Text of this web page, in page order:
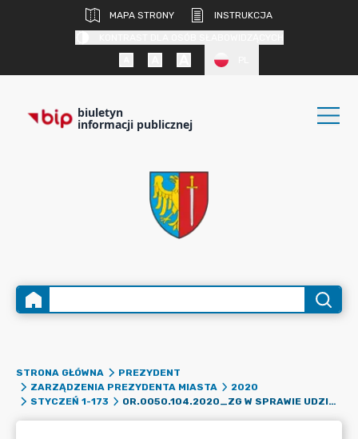
MAPA STRONY
INSTRUKCJA
biuletyn
informacji publicznej
STRONA GŁÓWNA
PREZYDENT
ZARZĄDZENIA PREZYDENTA MIASTA
2020
STYCZEŃ 1-173
OR.0050.104.2020_ZG W SPRAWIE UDZIELENIA ZAMÓWIENIA DO KWOTY 30.000 EURO NA SPRZEDAŻ I DOSTAWĘ FABRYCZNIE NOWEGO SYSTEMU KOPERTUJĄCEGO